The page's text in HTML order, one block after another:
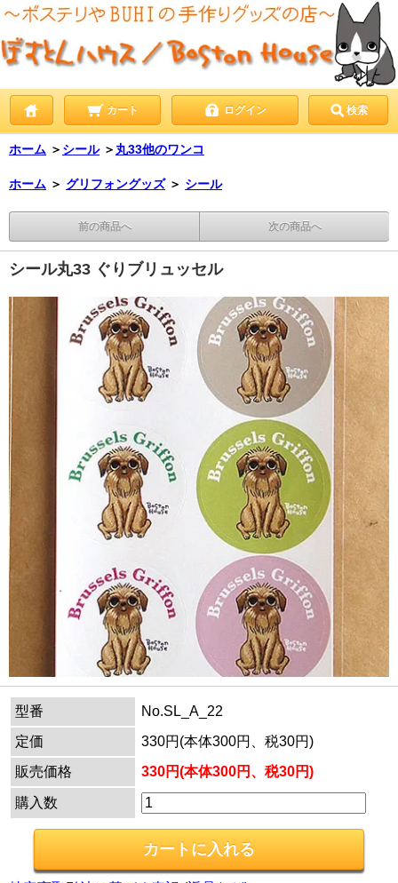
カート ログイン 検索
ホーム ＞ シール ＞ 丸33他のワンコ
ホーム ＞ グリフォングッズ ＞ シール
前の商品へ 次の商品へ
シール丸33 ぐりブリュッセル
型番
No.SL_A_22
定価
330円(本体300円、税30円)
販売価格
330円(本体300円、税30円)
購入数